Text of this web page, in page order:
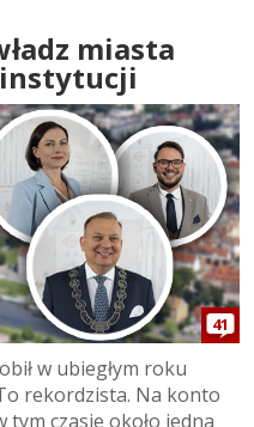
miasta
41
w ubiegłym roku
rekordzista. Na konto
tym czasie około jedna